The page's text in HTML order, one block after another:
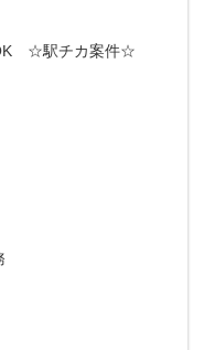
OK ☆駅チカ案件☆